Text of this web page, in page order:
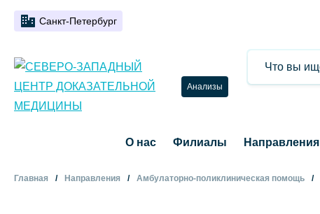
Санкт-Петербург
Анализы
О нас Филиалы Направления
Главная Направления Амбулаторно-поликлиническая помощь